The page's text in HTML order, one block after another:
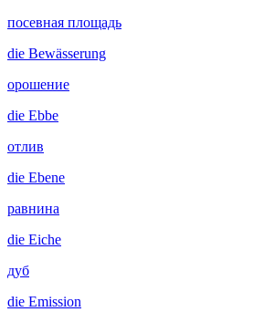
посевная площадь
die Bewässerung
орошение
die Ebbe
отлив
die Ebene
равнина
die Eiche
дуб
die Emission